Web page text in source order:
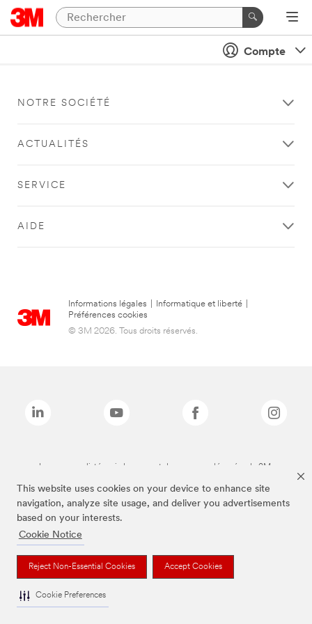
This website uses cookies on your device to enhance site
navigation, analyze site usage, and deliver you advertisements
based on your interests.
Cookie Notice
Reject Non-Essential Cookies Accept Cookies
Cookie Preferences
Compte
NOTRE SOCIÉTÉ
ACTUALITÉS
SERVICE
AIDE
Informations légales Informatique et liberté
Préférences cookies
© 3M 2026. Tous droits réservés.
Les marques listées ci-dessus sont des marques déposées de 3M.